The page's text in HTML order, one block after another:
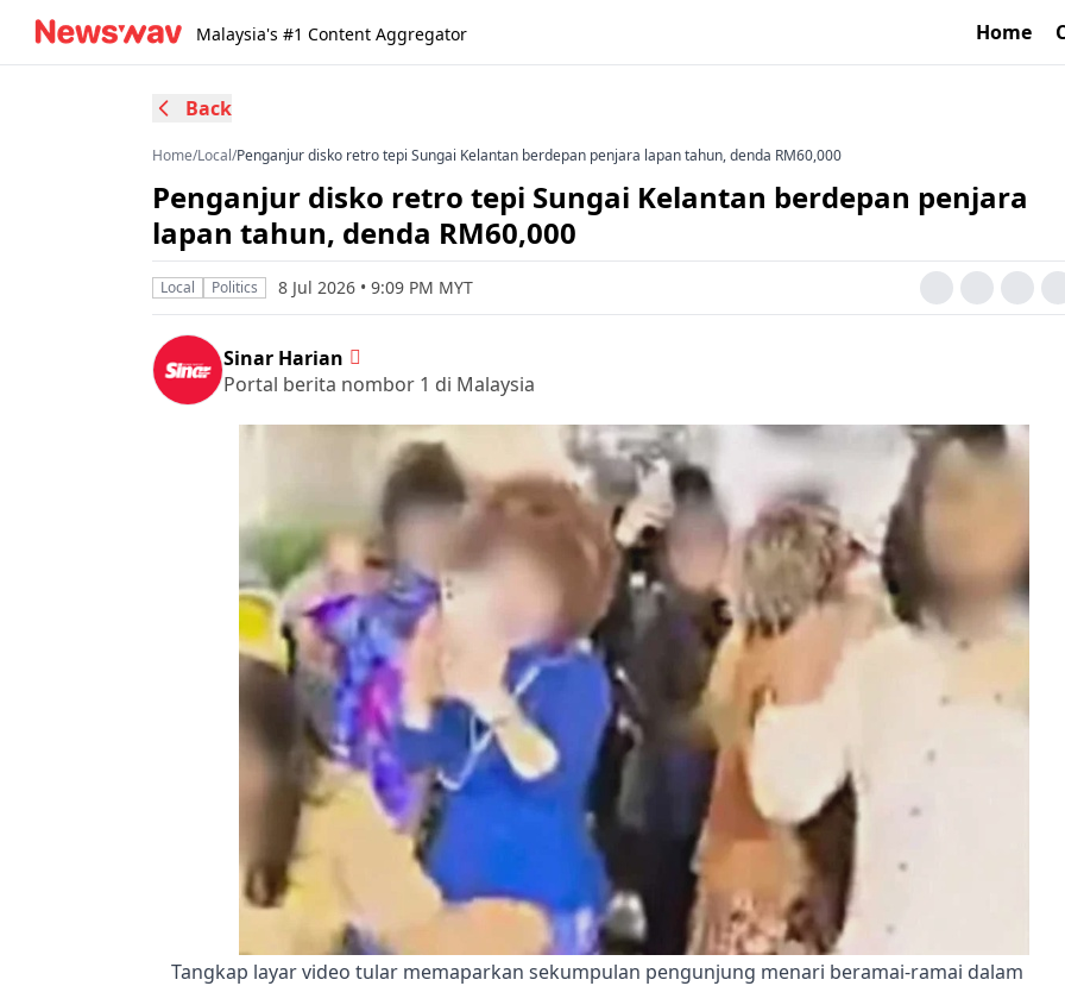
Malaysia's #1 Content Aggregator Home
Back
Home/Local/Penganjur disko retro tepi Sungai Kelantan berdepan penjara lapan tahun, denda RM60,000
Penganjur disko retro tepi Sungai Kelantan berdepan penjara
lapan tahun, denda RM60,000
Local Politics 8 Jul 2026 • 9:09 PM MYT
Sinar Harian
Portal berita nombor 1 di Malaysia
Tangkap layar video tular memaparkan sekumpulan pengunjung menari beramai-ramai dalam